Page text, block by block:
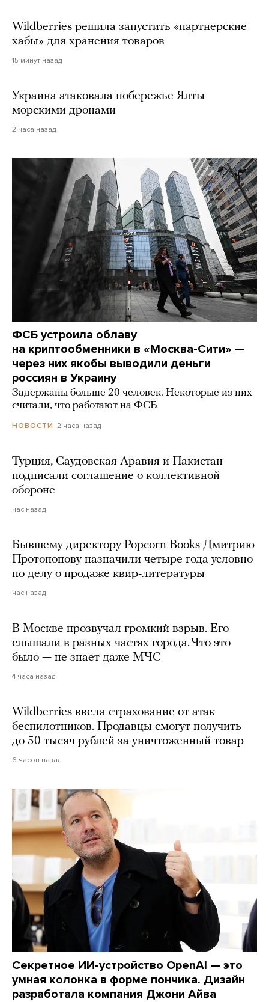
Wildberries решила запустить «партнерские
хабы» для хранения товаров
15 минут назад
Украина атаковала побережье Ялты
морскими дронами
2 часа назад
ФСБ устроила облаву
на криптообменники в «Москва-Сити» —
через них якобы выводили деньги
россиян в Украину
Задержаны больше 20 человек. Некоторые из них
считали, что работают на ФСБ
НОВОСТИ 2 часа назад
Турция, Саудовская Аравия и Пакистан
подписали соглашение о коллективной
обороне
час назад
Бывшему директору Popcorn Books Дмитрию
Протопопову назначили четыре года условно
по делу о продаже квир-литературы
час назад
В Москве прозвучал громкий взрыв. Его
слышали в разных частях города. Что это
было — не знает даже МЧС
4 часа назад
Wildberries ввела страхование от атак
беспилотников. Продавцы смогут получить
до 50 тысяч рублей за уничтоженный товар
6 часов назад
Секретное ИИ-устройство OpenAI — это
умная колонка в форме пончика. Дизайн
разработала компания Джони Айва